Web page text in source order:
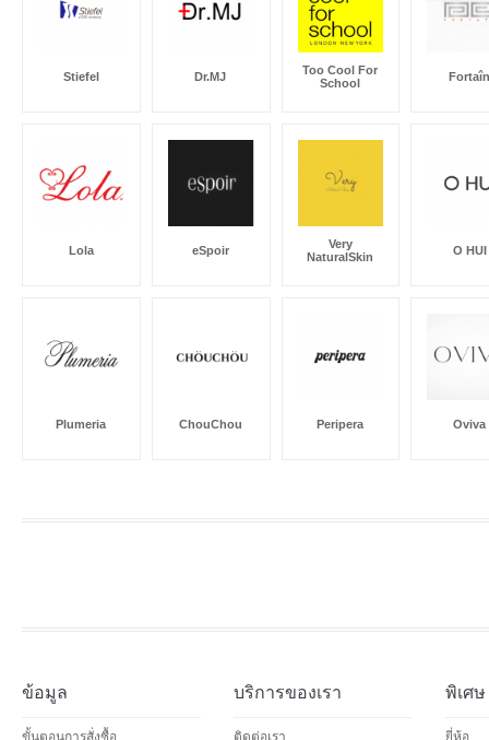
Stiefel Dr.MJ
Too Cool For
School
Lola eSpoir
Very
NaturalSkin
O HUI
Plumeria ChouChou Peripera Oviva
ข้อมูล
ขั้นตอนการสั่งซื้อ
บริการของเรา
ติดต่อเรา
พิเศษ
ยี่ห้อ